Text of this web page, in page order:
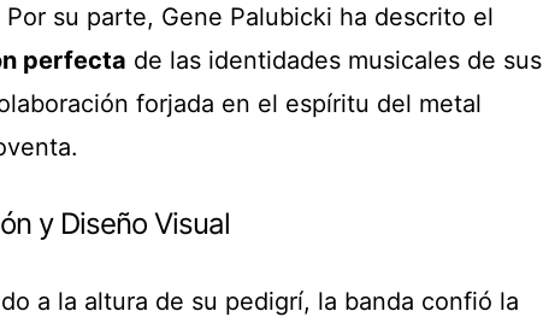
su parte, Gene Palubicki ha descrito el
perfecta de las identidades musicales de sus
forjada en el espíritu del metal
y Diseño Visual
a la altura de su pedigrí, la banda confió la